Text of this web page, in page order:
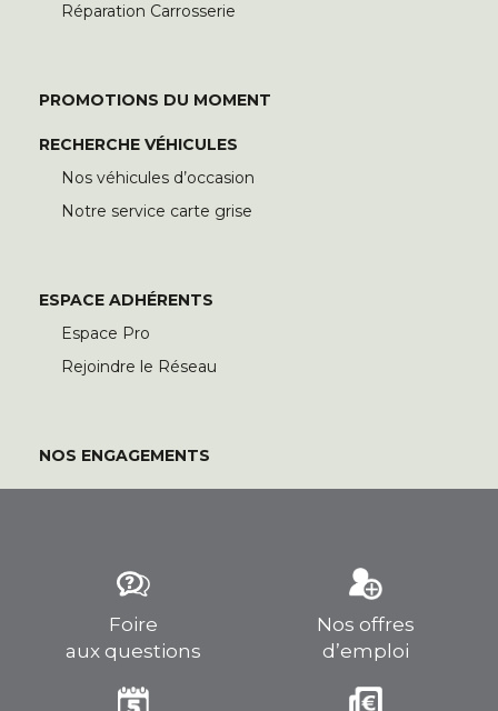
Réparation Carrosserie
PROMOTIONS DU MOMENT
RECHERCHE VÉHICULES
Nos véhicules d’occasion
Notre service carte grise
ESPACE ADHÉRENTS
Espace Pro
Rejoindre le Réseau
NOS ENGAGEMENTS
Foire
aux questions
Nos offres
d’emploi